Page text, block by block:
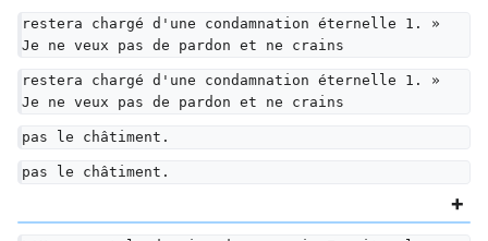
restera chargé d'une condamnation éternelle 1. »
Je ne veux pas de pardon et ne crains
restera chargé d'une condamnation éternelle 1. »
Je ne veux pas de pardon et ne crains
pas le châtiment.
pas le châtiment.